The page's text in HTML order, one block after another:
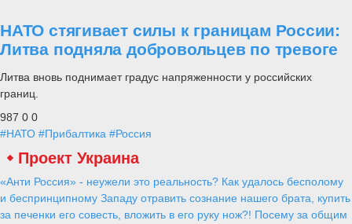
НАТО стягивает силы к границам России:
Литва подняла добровольцев по тревоге
Литва вновь поднимает градус напряженности у российских
границ.
987 0 0
#НАТО #Прибалтика #Россия
Проект Украина
«Анти Россия» - неужели это реальность? Как удалось бесполому
и беспринципному Западу отравить сознание нашего брата, купить
за печенки его совесть, вложить в его руку нож?! Посему за общим